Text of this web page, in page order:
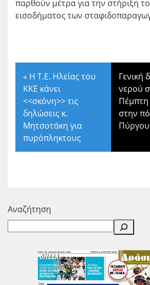
παρθούν μέτρα για την στήριξη
εισοδήματος των
« Η Τ.Ε. Ηλείας του
ΚΚΕ κάνει
<<σκόνη>> τις
δηλώσεις κ.
Μητσοτάκη για
πυρόπληκτους
Γενική
νερού
Πέμπτη
στην
Πύργου
Αναζήτηση